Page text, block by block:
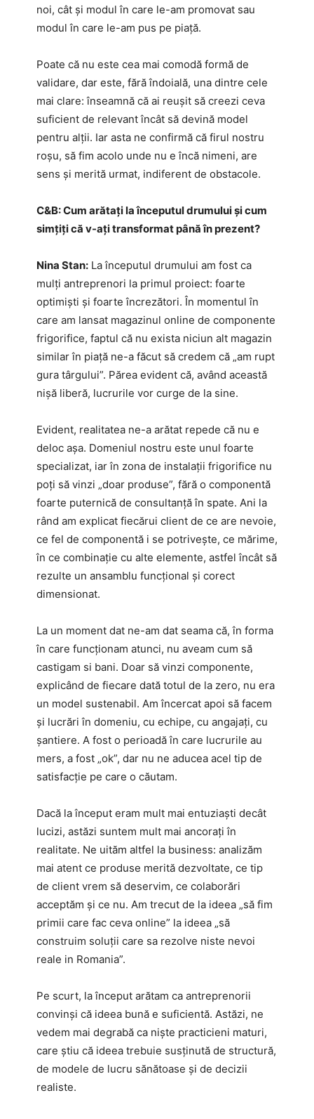
noi, cât și modul în care le-am promovat sau
modul în care le-am pus pe piață.
Poate că nu este cea mai comodă formă de
validare, dar este, fără îndoială, una dintre cele
mai clare: înseamnă că ai reușit să creezi ceva
suficient de relevant încât să devină model
pentru alții. Iar asta ne confirmă că firul nostru
roșu, să fim acolo unde nu e încă nimeni, are
sens și merită urmat, indiferent de obstacole.
C&B: Cum arătați la începutul drumului și cum
simțiți că v-ați transformat până în prezent?
Nina Stan: La începutul drumului am fost ca
mulți antreprenori la primul proiect: foarte
optimiști și foarte încrezători. În momentul în
care am lansat magazinul online de componente
frigorifice, faptul că nu exista niciun alt magazin
similar în piață ne-a făcut să credem că „am rupt
gura târgului”. Părea evident că, având această
nișă liberă, lucrurile vor curge de la sine.
Evident, realitatea ne-a arătat repede că nu e
deloc așa. Domeniul nostru este unul foarte
specializat, iar în zona de instalații frigorifice nu
poți să vinzi „doar produse”, fără o componentă
foarte puternică de consultanță în spate. Ani la
rând am explicat fiecărui client de ce are nevoie,
ce fel de componentă i se potrivește, ce mărime,
în ce combinație cu alte elemente, astfel încât să
rezulte un ansamblu funcțional și corect
dimensionat.
La un moment dat ne-am dat seama că, în forma
în care funcționam atunci, nu aveam cum să
castigam si bani. Doar să vinzi componente,
explicând de fiecare dată totul de la zero, nu era
un model sustenabil. Am încercat apoi să facem
și lucrări în domeniu, cu echipe, cu angajați, cu
șantiere. A fost o perioadă în care lucrurile au
mers, a fost „ok”, dar nu ne aducea acel tip de
satisfacție pe care o căutam.
Dacă la început eram mult mai entuziaști decât
lucizi, astăzi suntem mult mai ancorați în
realitate. Ne uităm altfel la business: analizăm
mai atent ce produse merită dezvoltate, ce tip
de client vrem să deservim, ce colaborări
acceptăm și ce nu. Am trecut de la ideea „să fim
primii care fac ceva online” la ideea „să
construim soluții care sa rezolve niste nevoi
reale in Romania”.
Pe scurt, la început arătam ca antreprenorii
convinși că ideea bună e suficientă. Astăzi, ne
vedem mai degrabă ca niște practicieni maturi,
care știu că ideea trebuie susținută de structură,
de modele de lucru sănătoase și de decizii
realiste.